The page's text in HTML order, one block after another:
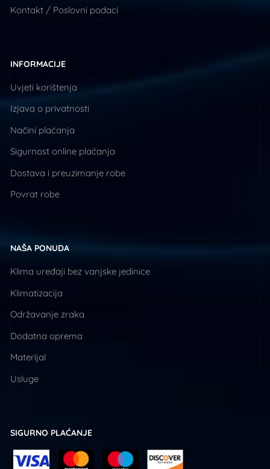
Kontakt / Poslovni podaci
INFORMACIJE
Uvjeti korištenja
Izjava o privatnosti
Načini plaćanja
Sigurnost online plaćanja
Dostava i preuzimanje robe
Povrat robe
NAŠA PONUDA
Klima uređaji bez vanjske jedinice
Klimatizacija
Održavanje zraka
Dodatna oprema
Materijal
Usluge
SIGURNO PLAĆANJE